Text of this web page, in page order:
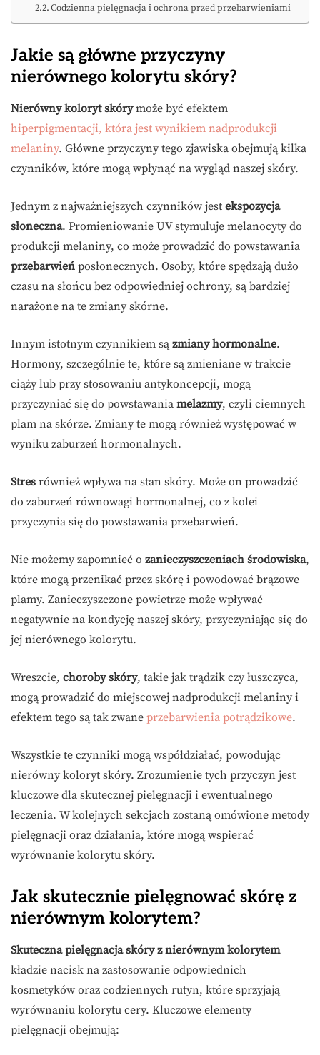
Codzienna pielęgnacja i ochrona przed przebarwieniami
Jakie są główne przyczyny
nierównego kolorytu skóry?
Nierówny koloryt skórymoże być efektem
hiperpigmentacji, która jest wynikiem nadprodukcji
melaniny. Główne przyczyny tego zjawiska obejmują kilka
czynników, które mogą wpłynąć na wygląd naszej skóry.
Jednym z najważniejszych czynników jest ekspozycja
słoneczna. Promieniowanie UV stymuluje melanocyty do
produkcji melaniny, co może prowadzić do powstawania
przebarwień posłonecznych. Osoby, które spędzają dużo
czasu na słońcu bez odpowiedniej ochrony, są bardziej
narażone na te zmiany skórne.
Innym istotnym czynnikiem są zmiany hormonalne.
Hormony, szczególnie te, które są zmieniane w trakcie
ciąży lub przy stosowaniu antykoncepcji, mogą
przyczyniać się do powstawania melazmy, czyli ciemnych
plam na skórze. Zmiany te mogą również występować w
wyniku zaburzeń hormonalnych.
Stres również wpływa na stan skóry. Może on prowadzić
do zaburzeń równowagi hormonalnej, co z kolei
przyczynia się do powstawania przebarwień.
Nie możemy zapomnieć o zanieczyszczeniach środowiska,
które mogą przenikać przez skórę i powodować brązowe
plamy. Zanieczyszczone powietrze może wpływać
negatywnie na kondycję naszej skóry, przyczyniając się do
jej nierównego kolorytu.
Wreszcie, choroby skóry, takie jak trądzik czy łuszczyca,
mogą prowadzić do miejscowej nadprodukcji melaniny i
efektem tego są tak zwane przebarwienia potrądzikowe.
Wszystkie te czynniki mogą współdziałać, powodując
nierówny koloryt skóry. Zrozumienie tych przyczyn jest
kluczowe dla skutecznej pielęgnacji i ewentualnego
leczenia. W kolejnych sekcjach zostaną omówione metody
pielęgnacji oraz działania, które mogą wspierać
wyrównanie kolorytu skóry.
Jak skutecznie pielęgnować skórę z
nierównym kolorytem?
Skuteczna pielęgnacja skóry z nierównym kolorytem
kładzie nacisk na zastosowanie odpowiednich
kosmetyków oraz codziennych rutyn, które sprzyjają
wyrównaniu kolorytu cery. Kluczowe elementy
pielęgnacji obejmują: